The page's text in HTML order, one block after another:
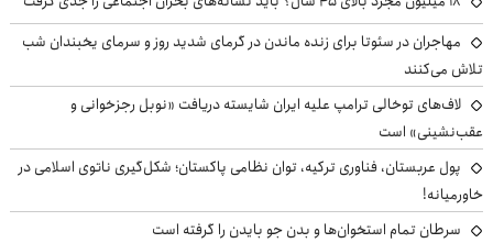
مهاجران در سئوتا برای زنده ماندن در گرمای شدید روز و سرمای یخبندان شب
تلاش می‌کنند
لاف‌های توخالی ترامپ علیه ایران شایسته دریافت «نوبل رجزخوانی و
عقب‌نشینی» است
پول عربستان، فناوری ترکیه، توان نظامی پاکستان؛ شکل‌گیری ناتوی اسلامی در
خاورمیانه!
سرطان تمام استخوان‌ها و بدن جو بایدن را گرفته است